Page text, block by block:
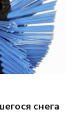
снега